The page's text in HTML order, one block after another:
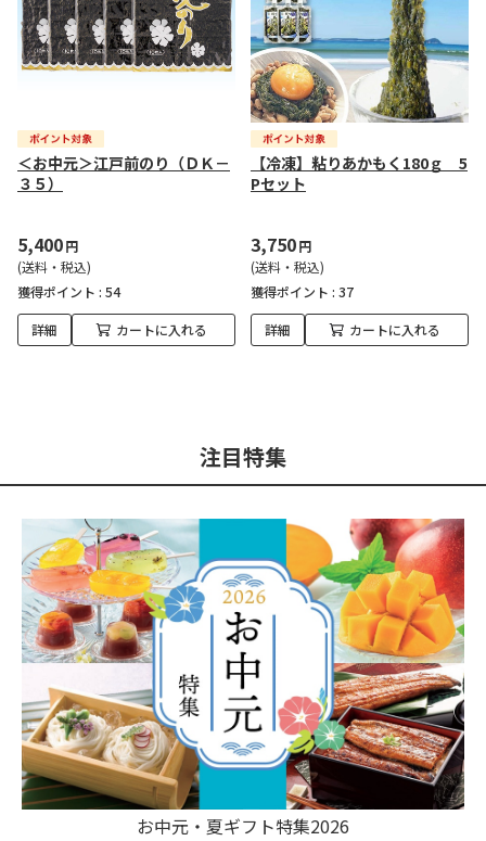
＜お中元＞江戸前のり（ＤＫ－
３５）
5,400円
(送料・税込)
獲得ポイント : 54
詳細 カートに入れる
【冷凍】粘りあかもく180ｇ 5
Pセット
3,750円
(送料・税込)
獲得ポイント : 37
詳細 カートに入れる
注目特集
お中元・夏ギフト特集2026